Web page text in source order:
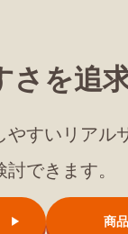
さを追
すいリアル
できます。
商